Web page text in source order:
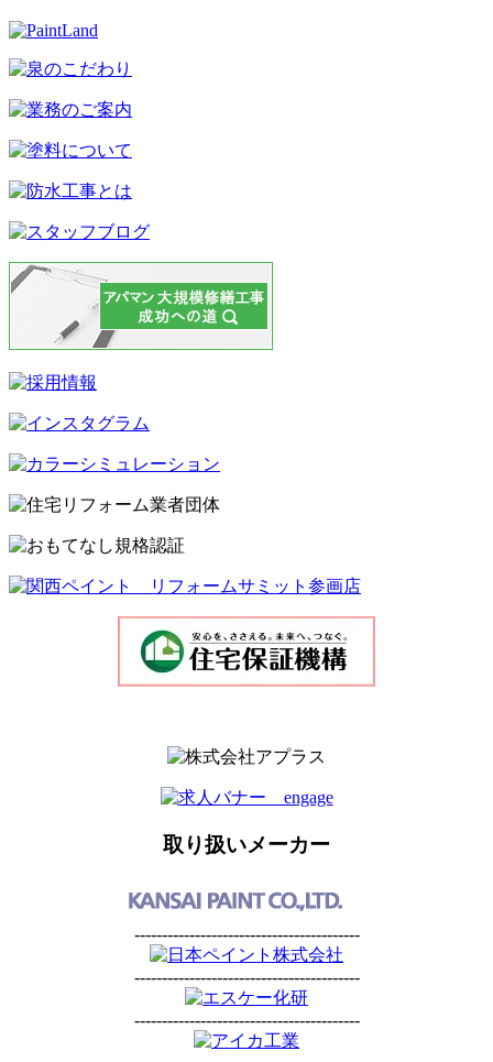
取り扱いメーカー
-----------------------------------------
-----------------------------------------
-----------------------------------------